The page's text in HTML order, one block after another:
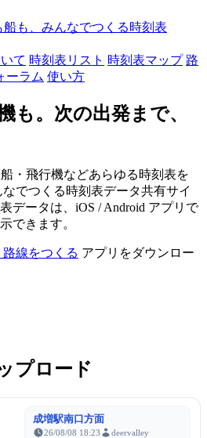
船も、みんなでつくる時刻表
て 時刻表リスト 時刻表マップ 路
ーラム 使い方
も。次の出発まで、
・飛行機などあらゆる時刻表を
でつくる時刻表データ共有サイ
データは、iOS / Android アプリで
できます。
線をつくる アプリをダウンロー
プロード
成増駅南口方面
26/08/08 18:23 deervalley